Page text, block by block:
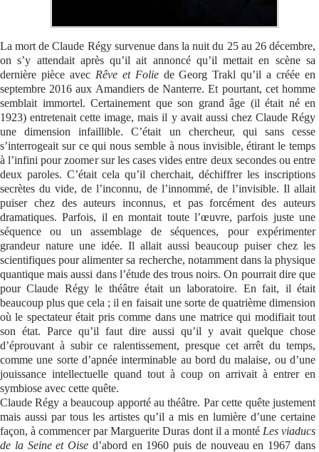
La mort de Claude Régy survenue dans la nuit du 25 au 26 décembre,
on s’y attendait après qu’il ait annoncé qu’il mettait en scène sa
dernière pièce avec Rêve et Foliede Georg Trakl qu’il a créée en
septembre 2016 aux Amandiers de Nanterre. Et pourtant, cet homme
semblait immortel. Certainement que son grand âge (il était né en
1923) entretenait cette image, mais il y avait aussi chez Claude Régy
une dimension infaillible. C’était un chercheur, qui sans cesse
s’interrogeait sur ce qui nous semble à nous invisible, étirant le temps
à l’infini pour zoomer sur les cases vides entre deux secondes ou entre
deux paroles. C’était cela qu’il cherchait, déchiffrer les inscriptions
secrètes du vide, de l’inconnu, de l’innommé, de l’invisible. Il allait
puiser chez des auteurs inconnus, et pas forcément des auteurs
dramatiques. Parfois, il en montait toute l’œuvre, parfois juste une
séquence ou un assemblage de séquences, pour expérimenter
grandeur nature une idée. Il allait aussi beaucoup puiser chez les
scientifiques pour alimenter sa recherche, notamment dans la physique
quantique mais aussi dans l’étude des trous noirs. On pourrait dire que
pour Claude Régy le théâtre était un laboratoire. En fait, il était
beaucoup plus que cela ; il en faisait une sorte de quatrième dimension
où le spectateur était pris comme dans une matrice qui modifiait tout
son état. Parce qu’il faut dire aussi qu’il y avait quelque chose
d’éprouvant à subir ce ralentissement, presque cet arrêt du temps,
comme une sorte d’apnée interminable au bord du malaise, ou d’une
jouissance intellectuelle quand tout à coup on arrivait à entrer en
symbiose avec cette quête.
Claude Régy a beaucoup apporté au théâtre. Par cette quête justement
mais aussi par tous les artistes qu’il a mis en lumière d’une certaine
façon, à commencer par Marguerite Duras dont il a monté Les viaducs
de la Seine et Oise d’abord en 1960 puis de nouveau en 1967 dans